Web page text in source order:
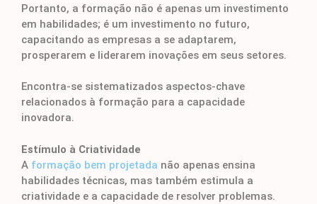
Portanto, a formação não é apenas um investimento
em habilidades; é um investimento no futuro,
capacitando as empresas a se adaptarem,
prosperarem e liderarem inovações em seus setores.
Encontra-se sistematizados aspectos-chave
relacionados à formação para a capacidade
inovadora.
Estímulo à Criatividade
A formação bem projetada não apenas ensina
habilidades técnicas, mas também estimula a
criatividade e a capacidade de resolver problemas.